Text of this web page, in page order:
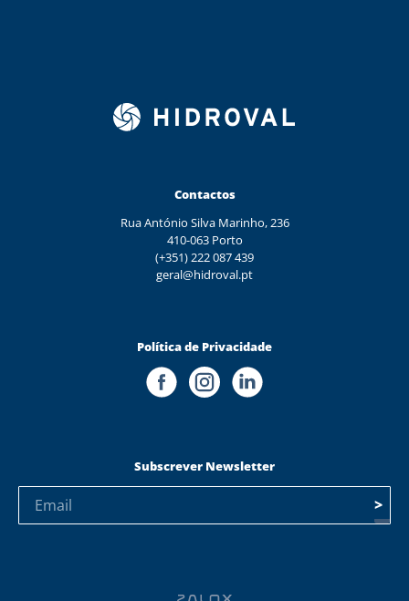
Contactos
Rua António Silva Marinho, 236
410-063 Porto
(+351) 222 087 439
geral@hidroval.pt
Política de Privacidade
Subscrever Newsletter
>